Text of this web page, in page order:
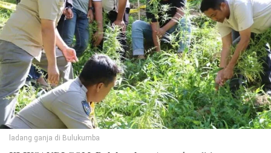
©
Copyright
2026
Klik
Sandi
-
All
right
reserved
ladang ganja di Bulukumba